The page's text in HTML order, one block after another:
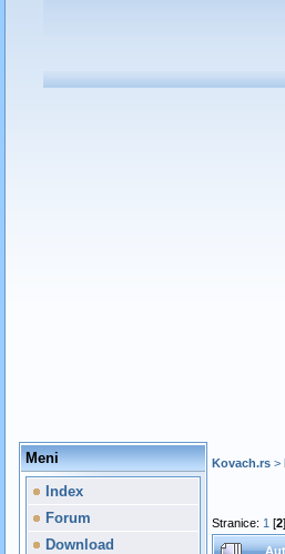
Meni
Index
Forum
Download
Kovach.rs>
Stranice: 1 [2]